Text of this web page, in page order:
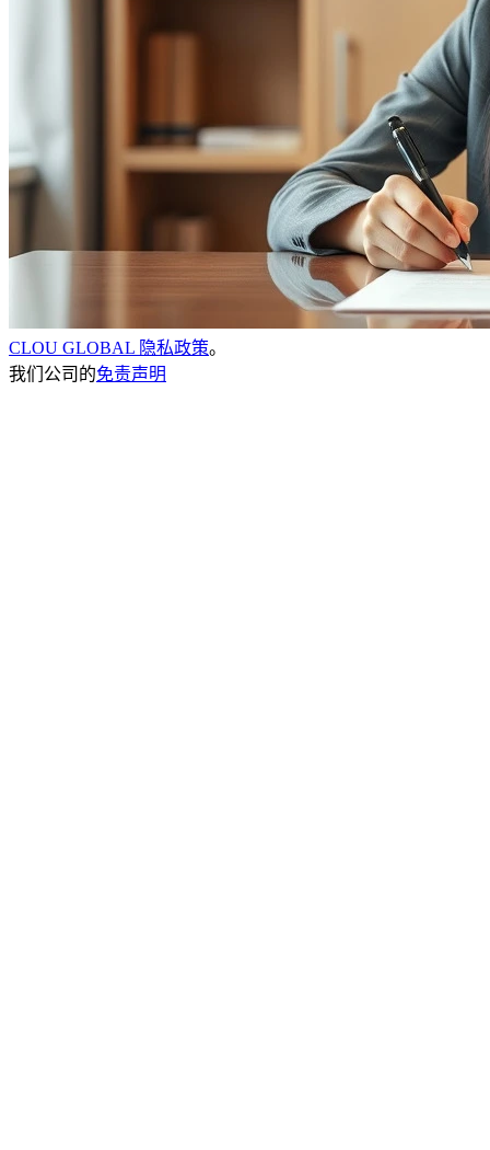
CLOU GLOBAL 隐私政策。
我们公司的免责声明